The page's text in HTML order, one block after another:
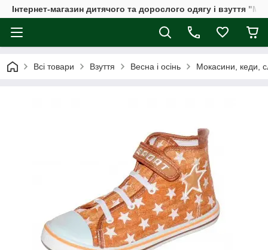
Інтернет-магазин дитячого та дорослого одягу і взуття
Всі товари Взуття Весна і осінь Мокасини, кеди,